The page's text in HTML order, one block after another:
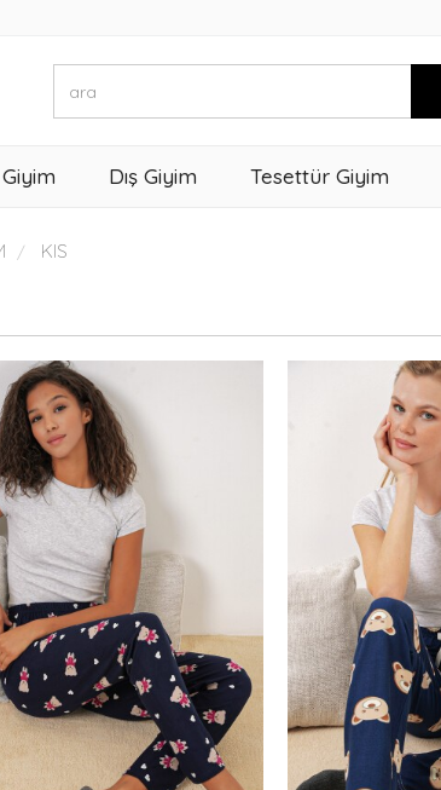
Dış Giyim Tesettür Giyim
KIS